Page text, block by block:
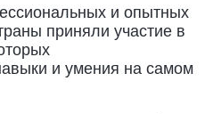
и опытных
приняли участие в
и умения на самом